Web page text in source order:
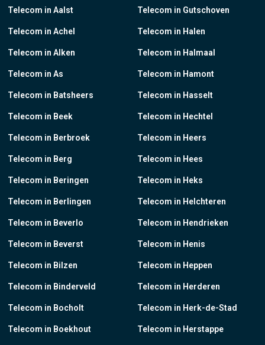
Telecom in Aalst
Telecom in Achel
Telecom in Alken
Telecom in As
Telecom in Batsheers
Telecom in Beek
Telecom in Berbroek
Telecom in Berg
Telecom in Beringen
Telecom in Berlingen
Telecom in Beverlo
Telecom in Beverst
Telecom in Bilzen
Telecom in Binderveld
Telecom in Bocholt
Telecom in Boekhout
Telecom in Gutschoven
Telecom in Halen
Telecom in Halmaal
Telecom in Hamont
Telecom in Hasselt
Telecom in Hechtel
Telecom in Heers
Telecom in Hees
Telecom in Heks
Telecom in Helchteren
Telecom in Hendrieken
Telecom in Henis
Telecom in Heppen
Telecom in Herderen
Telecom in Herk-de-Stad
Telecom in Herstappe